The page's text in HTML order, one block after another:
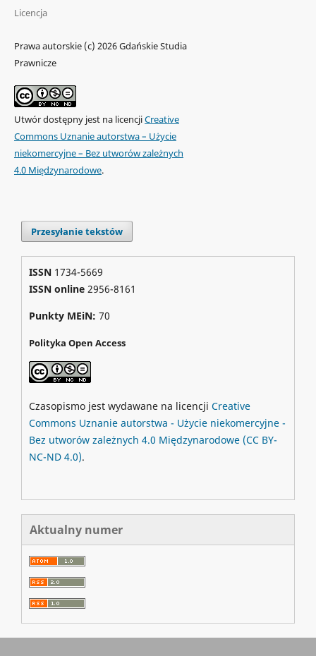
Licencja
Prawa autorskie (c) 2026 Gdańskie Studia
Prawnicze
Utwór dostępny jest na licencjiCreative
Commons Uznanie autorstwa – Użycie
niekomercyjne – Bez utworów zależnych
4.0 Międzynarodowe.
Przesyłanie tekstów
ISSN 1734-5669
ISSN online2956-8161
Punkty MEiN: 70
Polityka Open Access
Czasopismo jest wydawane na licencji Creative
Commons Uznanie autorstwa - Użycie niekomercyjne -
Bez utworów zależnych 4.0 Międzynarodowe (CC BY-
NC-ND 4.0).
Aktualny numer